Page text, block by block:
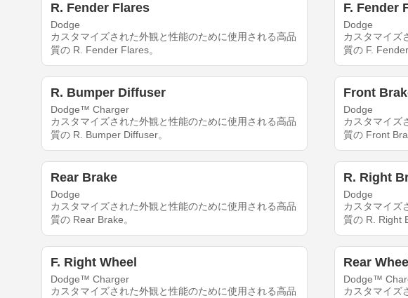
R. Fender Flares
Dodge
カスタマイズされた外観と性能のために使用される高品
質の R. Fender Flares。
F. Fender
Dodge
カスタマイズ
質の F.
R. Bumper Diffuser
Dodge™ Charger
カスタマイズされた外観と性能のために使用される高品
質の R. Bumper Diffuser。
Front
Dodge
カスタマイズ
質の Front
Rear Brake
Dodge
カスタマイズされた外観と性能のために使用される高品
質の Rear Brake。
R. Right
Dodge
カスタマイズ
質の R. Right
F. Right Wheel
Dodge™ Charger
カスタマイズされた外観と性能のために使用される高品
Rear Wheel
Dodge™
カスタマイズ